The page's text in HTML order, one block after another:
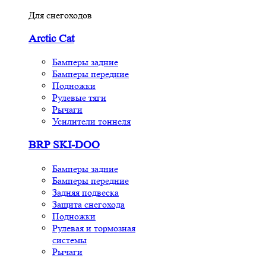
Для снегоходов
Arctic Cat
Бамперы задние
Бамперы передние
Подножки
Рулевые тяги
Рычаги
Усилители тоннеля
BRP SKI-DOO
Бамперы задние
Бамперы передние
Задняя подвеска
Защита снегохода
Подножки
Рулевая и тормозная
системы
Рычаги